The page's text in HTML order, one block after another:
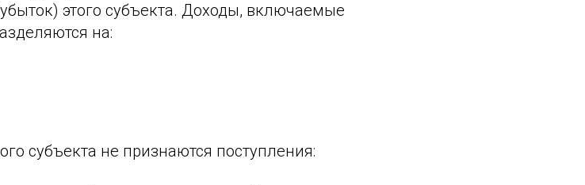
этого субъекта. Доходы, включаемые
на:
субъекта не признаются поступления: